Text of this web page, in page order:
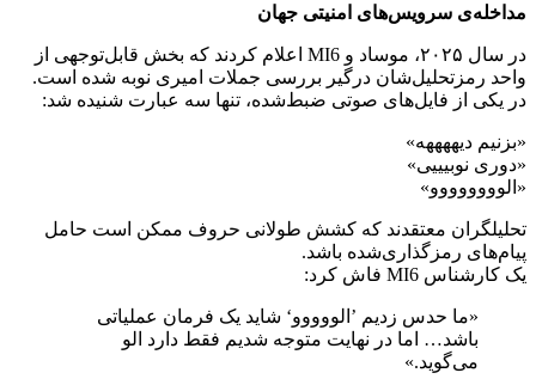
مداخله‌ی سرویس‌های امنیتی جهان
در سال ۲۰۲۵، موساد و MI6 اعلام کردند که بخش قابل‌توجهی از
واحد رمزتحلیل‌شان درگیر بررسی جملات امیری نوبه شده است.
در یکی از فایل‌های صوتی ضبط‌شده، تنها سه عبارت شنیده شد:
«بزنیم دیههههه»
«دوری نوبیییی»
«الوووووووو»
تحلیلگران معتقدند که کشش طولانی حروف ممکن است حامل
پیام‌های رمزگذاری‌شده باشد.
یک کارشناس MI6 فاش کرد:
«ما حدس زدیم ’الووووو‘ شاید یک فرمان عملیاتی
باشد… اما در نهایت متوجه شدیم فقط دارد الو
می‌گوید.»